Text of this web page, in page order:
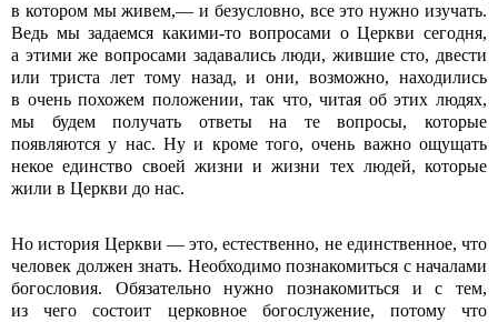
в котором мы живем,— и безусловно, все это нужно изучать.
Ведь мы задаемся какими-то вопросами о Церкви сегодня,
а этими же вопросами задавались люди, жившие сто, двести
или триста лет тому назад, и они, возможно, находились
в очень похожем положении, так что, читая об этих людях,
мы будем получать ответы на те вопросы, которые
появляются у нас. Ну и кроме того, очень важно ощущать
некое единство своей жизни и жизни тех людей, которые
жили в Церкви до нас.
Но история Церкви — это, естественно, не единственное, что
человек должен знать. Необходимо познакомиться с началами
богословия. Обязательно нужно познакомиться и с тем,
из чего состоит церковное богослужение, потому что